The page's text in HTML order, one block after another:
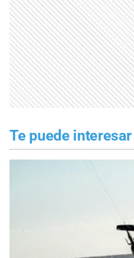
Te puede interesar